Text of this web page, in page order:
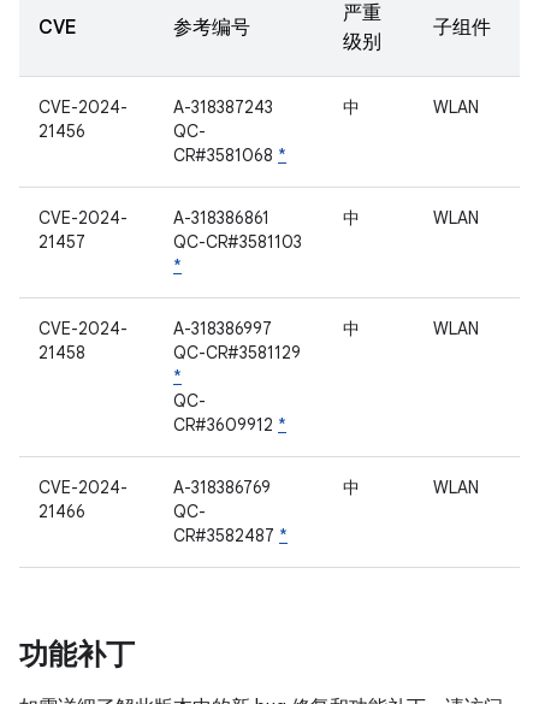
CVE 参考编号
严重
级别
子组件
CVE-2024-
21456
A-318387243
QC-
CR#3581068 *
中 WLAN
CVE-2024-
21457
A-318386861
QC-CR#3581103
*
中 WLAN
CVE-2024-
21458
A-318386997
QC-CR#3581129
*
QC-
CR#3609912 *
中 WLAN
CVE-2024-
21466
A-318386769
QC-
CR#3582487 *
中 WLAN
功能补丁